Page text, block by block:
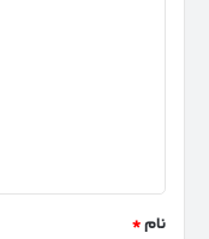
نام*